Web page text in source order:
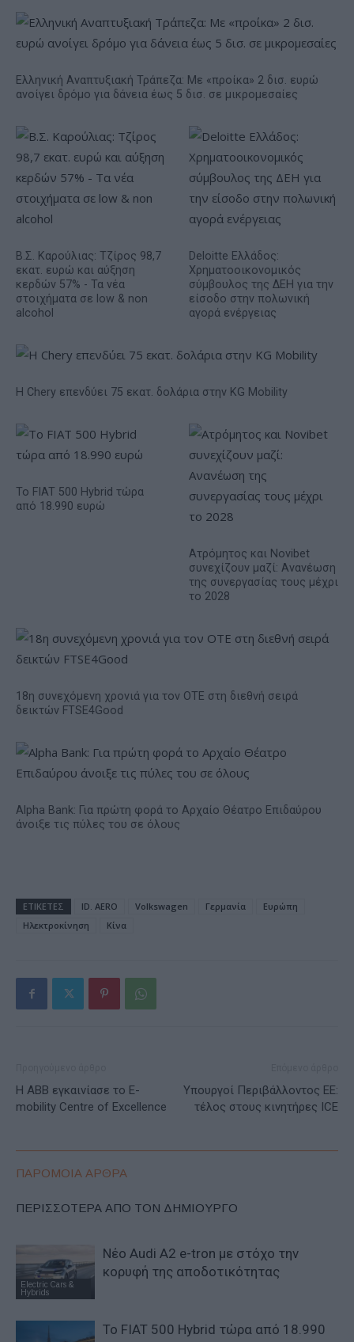
Ελληνική Αναπτυξιακή Τράπεζα: Με «προίκα» 2 δισ. ευρώ
ανοίγει δρόμο για δάνεια έως 5 δισ. σε μικρομεσαίες
Β.Σ. Καρούλιας: Τζίρος 98,7
εκατ. ευρώ και αύξηση
κερδών 57% - Τα νέα
στοιχήματα σε low & non
alcohol
Deloitte Ελλάδος:
Χρηματοοικονομικός
σύμβουλος της ΔΕΗ για την
είσοδο στην πολωνική
αγορά ενέργειας
Η Chery επενδύει 75 εκατ. δολάρια στην KG Mobility
Το FIAT 500 Hybrid τώρα
από 18.990 ευρώ
Ατρόμητος και Novibet
συνεχίζουν μαζί: Ανανέωση
της συνεργασίας τους μέχρι
το 2028
18η συνεχόμενη χρονιά για τον ΟΤΕ στη διεθνή σειρά
δεικτών FTSE4Good
Alpha Bank: Για πρώτη φορά το Αρχαίο Θέατρο Επιδαύρου
άνοιξε τις πύλες του σε όλους
ΕΤΙΚΕΤΕΣ ID. AERO Volkswagen Γερμανία
Ευρώπη
Ηλεκτροκίνηση
Κίνα
Η ABB εγκαινίασε το E-
mobility Centre of Excellence
Υπουργοί Περιβάλλοντος ΕΕ:
τέλος στους κινητήρες ICE
ΠΑΡΟΜΟΙΑ ΑΡΘΡΑ
ΠΕΡΙΣΣΟΤΕΡΑ ΑΠΟ ΤΟΝ ΔΗΜΙΟΥΡΓΟ
Electric Cars &
Hybrids
Νέο Audi A2 e-tron με στόχο την
κορυφή της αποδοτικότητας
Το FIAT 500 Hybrid τώρα από 18.990